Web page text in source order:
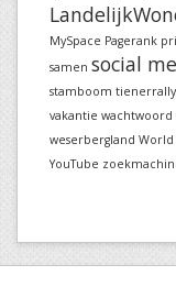
MySpace Pagerank
samen social
stamboom tienerrally
vakantie wachtwoord
weserbergland
YouTube